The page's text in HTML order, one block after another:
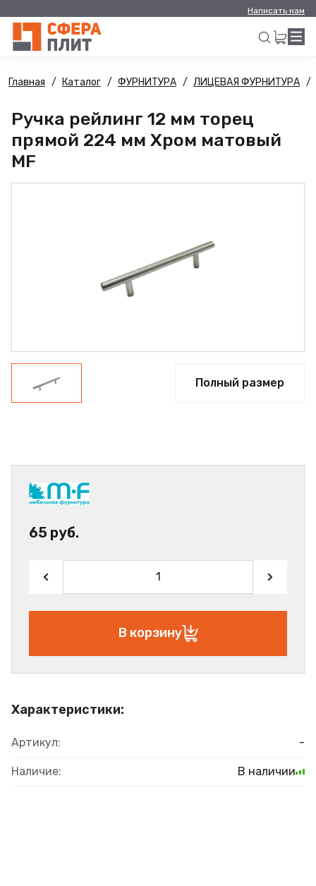
Написать нам
Искать
Главная Каталог ФУРНИТУРА ЛИЦЕВАЯ ФУРНИТУРА
Ручка рейлинг 12 мм торец
прямой 224 мм Хром матовый
MF
Полный размер
Характеристики:
Артикул: -
Наличие: В наличии
65 руб.
В корзину